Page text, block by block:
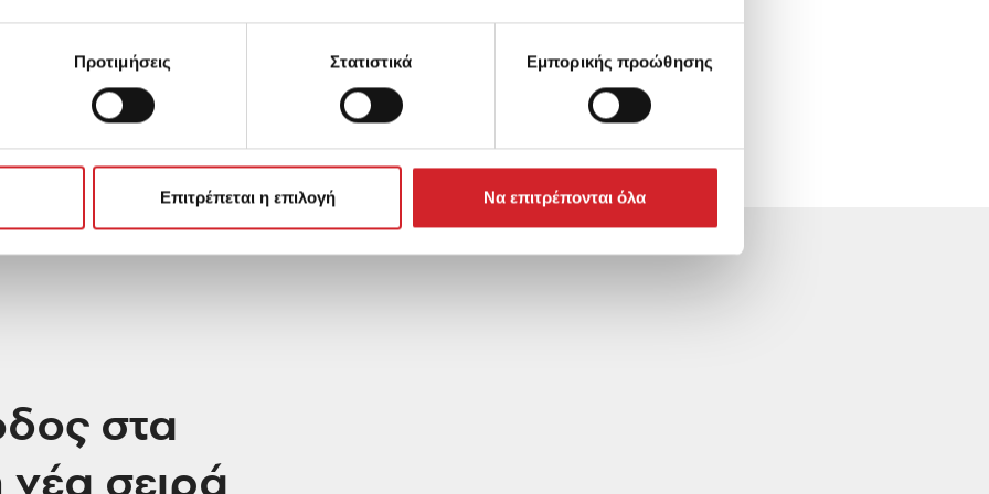
Προτιμήσεις Στατιστικά Εμπορικής προώθησης
Επιτρέπεται η επιλογή Να επιτρέπονται όλα
χώρο σας.
ανοίγει τον δρόμο προς την ανακάλυψη.
στα
σειρά